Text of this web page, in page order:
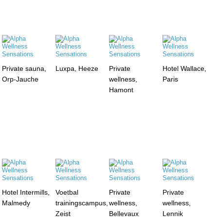
Private sauna,
Orp-Jauche
Luxpa, Heeze
Private
wellness,
Hamont
Hotel Wallace,
Paris
Hotel Intermills,
Malmedy
Voetbal
trainingscampus,
Zeist
Private
wellness,
Bellevaux
Private
wellness,
Lennik